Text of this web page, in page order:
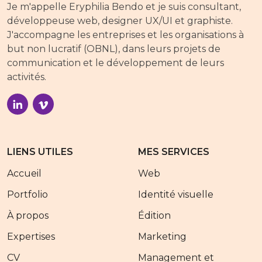
Je m'appelle Eryphilia Bendo et je suis consultant,
développeuse web, designer UX/UI et graphiste.
J'accompagne les entreprises et les organisations à
but non lucratif (OBNL), dans leurs projets de
communication et le développement de leurs
activités.
LIENS UTILES
Accueil
Portfolio
À propos
Expertises
CV
MES SERVICES
Web
Identité visuelle
Édition
Marketing
Management et